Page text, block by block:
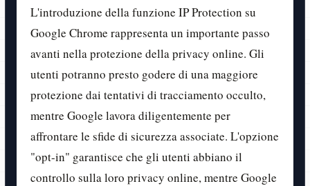
L'introduzione della funzione IP Protection su
Google Chrome rappresenta un importante passo
avanti nella protezione della privacy online. Gli
utenti potranno presto godere di una maggiore
protezione dai tentativi di tracciamento occulto,
mentre Google lavora diligentemente per
affrontare le sfide di sicurezza associate. L'opzione
"opt-in" garantisce che gli utenti abbiano il
controllo sulla loro privacy online, mentre Google